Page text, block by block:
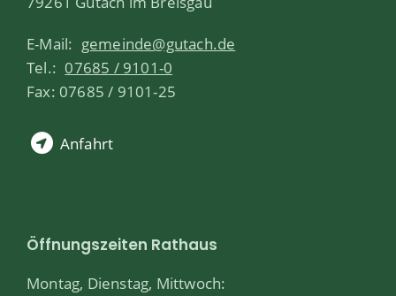
E-Mail: gemeinde@gutach.de
Tel.: 07685 / 9101-0
Fax: 07685 / 9101-25
Anfahrt
Öffnungszeiten Rathaus
Montag, Dienstag, Mittwoch: